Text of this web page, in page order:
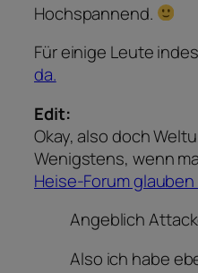
Hochspannend.
Für einige Leute indes
da.
Edit:
Okay, also doch
Wenigstens, wenn
Heise-Forum glauben
Angeblich
Also ich habe